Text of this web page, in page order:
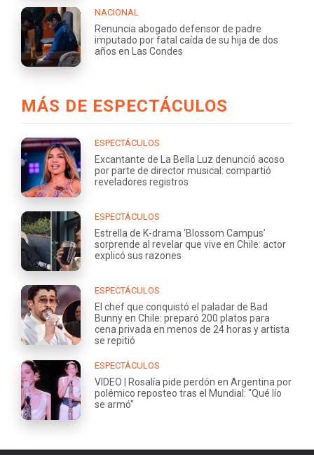
NACIONAL
Renuncia abogado defensor de padre
imputado por fatal caída de su hija de dos
años en Las Condes
MÁS DE ESPECTÁCULOS
ESPECTÁCULOS
Excantante de La Bella Luz denunció acoso
por parte de director musical: compartió
reveladores registros
ESPECTÁCULOS
Estrella de K-drama ‘Blossom Campus’
sorprende al revelar que vive en Chile: actor
explicó sus razones
ESPECTÁCULOS
El chef que conquistó el paladar de Bad
Bunny en Chile: preparó 200 platos para
cena privada en menos de 24 horas y artista
se repitió
ESPECTÁCULOS
VIDEO | Rosalía pide perdón en Argentina por
polémico reposteo tras el Mundial: "Qué lío
se armó"